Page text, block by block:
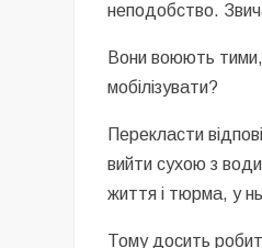
неподобство.
Вони воюють тими,
мобілізувати?
Перекласти
вийти сухою з
життя і тюрма, у
Тому досить